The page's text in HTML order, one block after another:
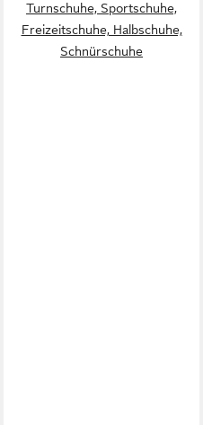
Turnschuhe, Sportschuhe,
Freizeitschuhe, Halbschuhe,
Schnürschuhe